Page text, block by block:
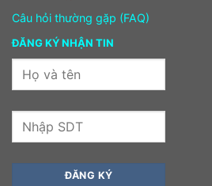
Câu hỏi thường gặp (FAQ)
ĐĂNG KÝ NHẬN TIN